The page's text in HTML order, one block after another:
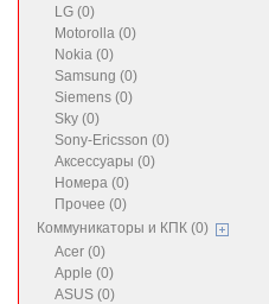
LG (0)
Motorolla (0)
Nokia (0)
Samsung (0)
Siemens (0)
Sky (0)
Sony-Ericsson (0)
Аксессуары (0)
Номера (0)
Прочее (0)
Коммуникаторы и КПК (0)
Acer (0)
Apple (0)
ASUS (0)